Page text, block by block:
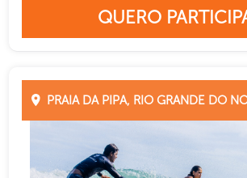
QUERO
PRAIA DA PIPA, RIO GRANDE DO